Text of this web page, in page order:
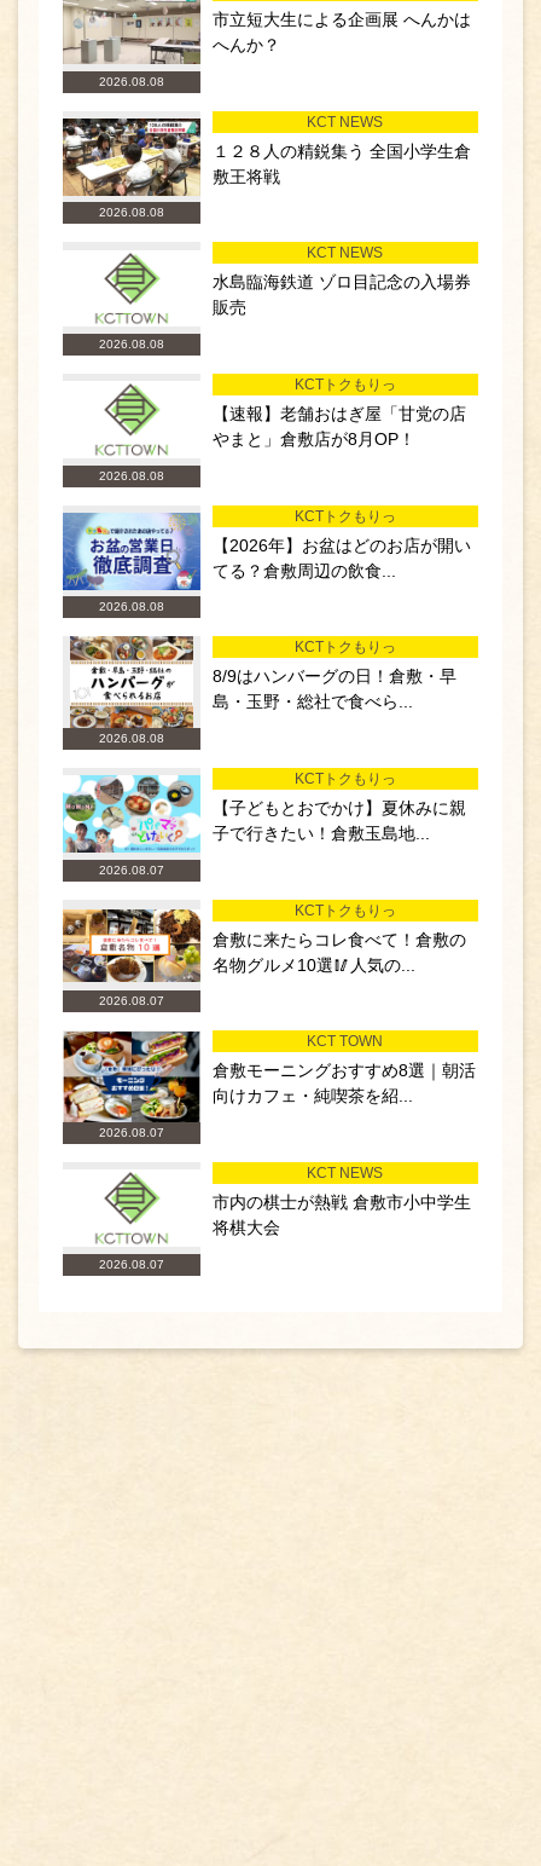
2026.08.08
市立短大生による企画展 へんかは
へんか？
2026.08.08
KCT NEWS
１２８人の精鋭集う 全国小学生倉
敷王将戦
2026.08.08
KCT NEWS
水島臨海鉄道 ゾロ目記念の入場券
販売
2026.08.08
KCTトクもりっ
【速報】老舗おはぎ屋「甘党の店
やまと」倉敷店が8月OP！
2026.08.08
KCTトクもりっ
【2026年】お盆はどのお店が開い
てる？倉敷周辺の飲食...
2026.08.08
KCTトクもりっ
8/9はハンバーグの日！倉敷・早
島・玉野・総社で食べら...
2026.08.07
KCTトクもりっ
【子どもとおでかけ】夏休みに親
子で行きたい！倉敷玉島地...
2026.08.07
KCTトクもりっ
倉敷に来たらコレ食べて！倉敷の
名物グルメ10選🥢人気の...
2026.08.07
KCT TOWN
倉敷モーニングおすすめ8選｜朝活
向けカフェ・純喫茶を紹...
2026.08.07
KCT NEWS
市内の棋士が熱戦 倉敷市小中学生
将棋大会